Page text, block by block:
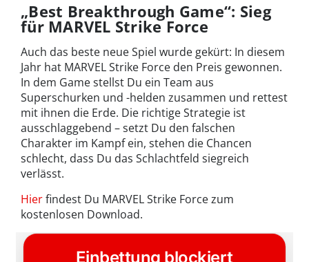
„Best Breakthrough Game“: Sieg
für MARVEL Strike Force
Auch das beste neue Spiel wurde gekürt: In diesem
Jahr hat MARVEL Strike Force den Preis gewonnen.
In dem Game stellst Du ein Team aus
Superschurken und -helden zusammen und rettest
mit ihnen die Erde. Die richtige Strategie ist
ausschlaggebend – setzt Du den falschen
Charakter im Kampf ein, stehen die Chancen
schlecht, dass Du das Schlachtfeld siegreich
verlässt.
Hierfindest Du MARVEL Strike Force zum
kostenlosen Download.